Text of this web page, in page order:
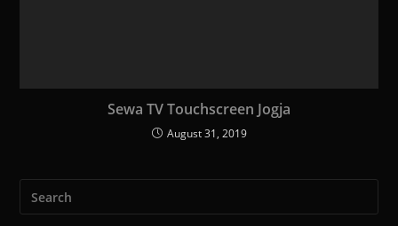
Sewa TV Touchscreen Jogja
August 31, 2019